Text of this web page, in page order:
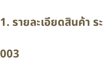
1. รายละเอียดสินค้า
003